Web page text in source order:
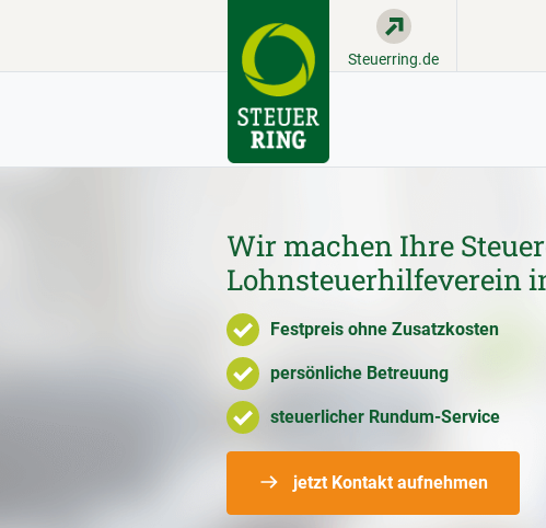
Steuerring.de
Wir machen Ihre
Lohnsteuerhilfeverein
Festpreis ohne Zusatzkosten
persönliche Betreuung
steuerlicher Rundum-Service
jetzt Kontakt aufnehmen